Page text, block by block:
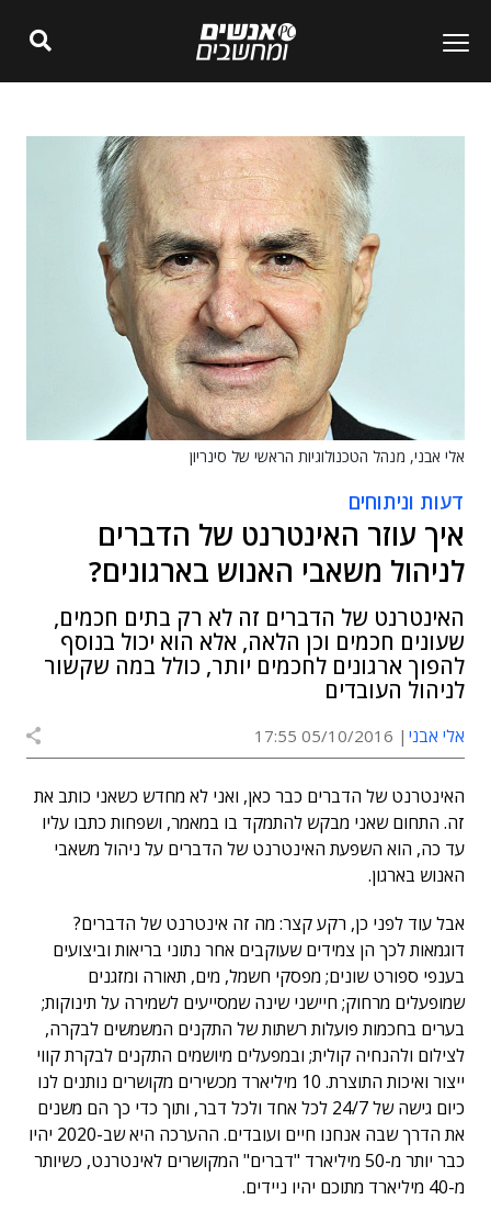
אלי אבני, מנהל הטכנולוגיות הראשי של סינריון
דעות וניתוחים
איך עוזר האינטרנט של הדברים
לניהול משאבי האנוש בארגונים?
האינטרנט של הדברים זה לא רק בתים חכמים,
שעונים חכמים וכן הלאה, אלא הוא יכול בנוסף
להפוך ארגונים לחכמים יותר, כולל במה שקשור
לניהול העובדים
אלי אבני 05/10/2016 17:55
האינטרנט של הדברים כבר כאן, ואני לא מחדש כשאני כותב את
זה. התחום שאני מבקש להתמקד בו במאמר, ושפחות כתבו עליו
עד כה, הוא השפעת האינטרנט של הדברים על ניהול משאבי
האנוש בארגון.
אבל עוד לפני כן, רקע קצר: מה זה אינטרנט של הדברים?
דוגמאות לכך הן צמידים שעוקבים אחר נתוני בריאות וביצועים
בענפי ספורט שונים; מפסקי חשמל, מים, תאורה ומזגנים
שמופעלים מרחוק; חיישני שינה שמסייעים לשמירה על תינוקות;
בערים בחכמות פועלות רשתות של התקנים המשמשים לבקרה,
לצילום ולהנחיה קולית; ובמפעלים מיושמים התקנים לבקרת קווי
ייצור ואיכות התוצרת. 10 מיליארד מכשירים מקושרים נותנים לנו
כיום גישה של 24/7 לכל אחד ולכל דבר, ותוך כדי כך הם משנים
את הדרך שבה אנחנו חיים ועובדים. ההערכה היא שב-2020 יהיו
כבר יותר מ-50 מיליארד "דברים" המקושרים לאינטרנט, כשיותר
מ-40 מיליארד מתוכם יהיו ניידים.